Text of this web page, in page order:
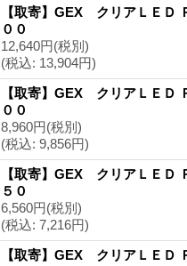
【取寄】GEX クリアＬＥＤ
００
12,640円(税別)
(税込: 13,904円)
【取寄】GEX クリアＬＥＤ
００
8,960円(税別)
(税込: 9,856円)
【取寄】GEX クリアＬＥＤ
５０
6,560円(税別)
(税込: 7,216円)
【取寄】GEX クリアＬＥＤ